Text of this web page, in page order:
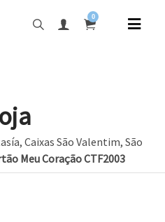
0
, Caixas São Valentim, São
Meu Coração CTF2003